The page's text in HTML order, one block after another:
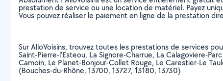
prestation de service ou une location de matériel. Payez
Vous pouvez réaliser le paiement en ligne de la prestation
Sur AlloVoisins, trouvez toutes les prestations de services
Saint-Pierre-l'Esteou, La Signore-Charrue, La Calagoviere-
Camoin, Le Planet-Bonjour-Collet Rouge, Le Carestier-Le
(Bouches-du-Rhône, 13700, 13727, 13180, 13730)